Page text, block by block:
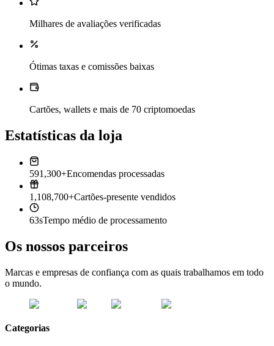
Milhares de avaliações verificadas
Ótimas taxas e comissões baixas
Cartões, wallets e mais de 70 criptomoedas
Estatísticas da loja
591,300+Encomendas processadas
1,108,700+Cartões-presente vendidos
63sTempo médio de processamento
Os nossos parceiros
Marcas e empresas de confiança com as quais trabalhamos em todo
o mundo.
Categorias